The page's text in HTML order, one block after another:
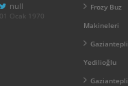
null
01 Ocak 1970
Frozy Buz
Makineleri
Gaziantepli
Yedilioğlu
Gaziantepli